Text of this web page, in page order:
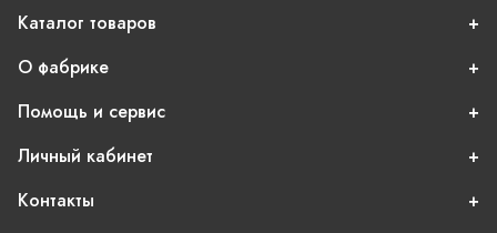
Каталог товаров
О фабрике
Помощь и сервис
Личный кабинет
Контакты